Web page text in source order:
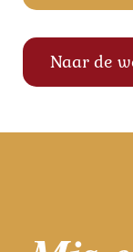
Naar de